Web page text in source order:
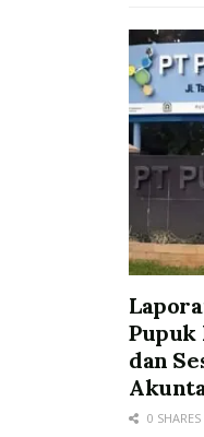
Pupuk
dan
0 SHARES